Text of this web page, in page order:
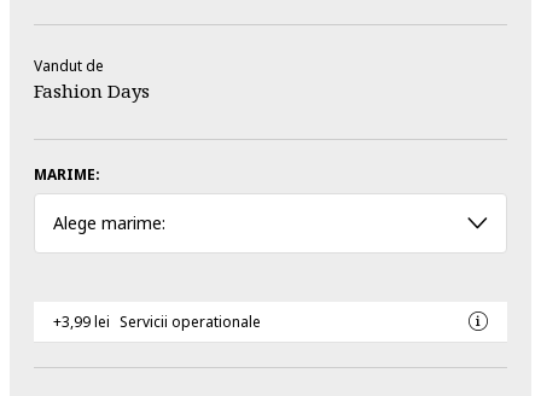
Vandut de
Fashion Days
MARIME:
Alege marime:
+3,99 lei Servicii operationale